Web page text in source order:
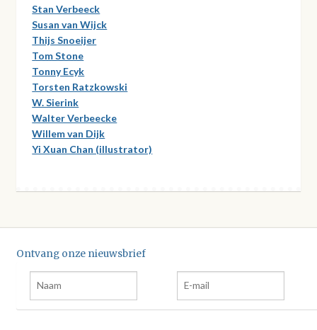
Stan Verbeeck
Susan van Wijck
Thijs Snoeijer
Tom Stone
Tonny Ecyk
Torsten Ratzkowski
W. Sierink
Walter Verbeecke
Willem van Dijk
Yi Xuan Chan (illustrator)
Ontvang onze nieuwsbrief